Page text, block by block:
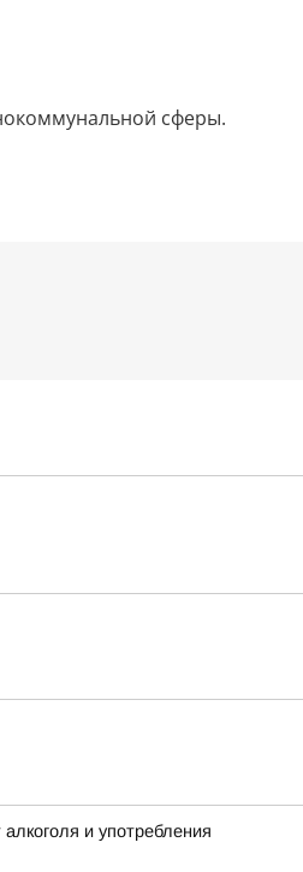
сферы.
и употребления